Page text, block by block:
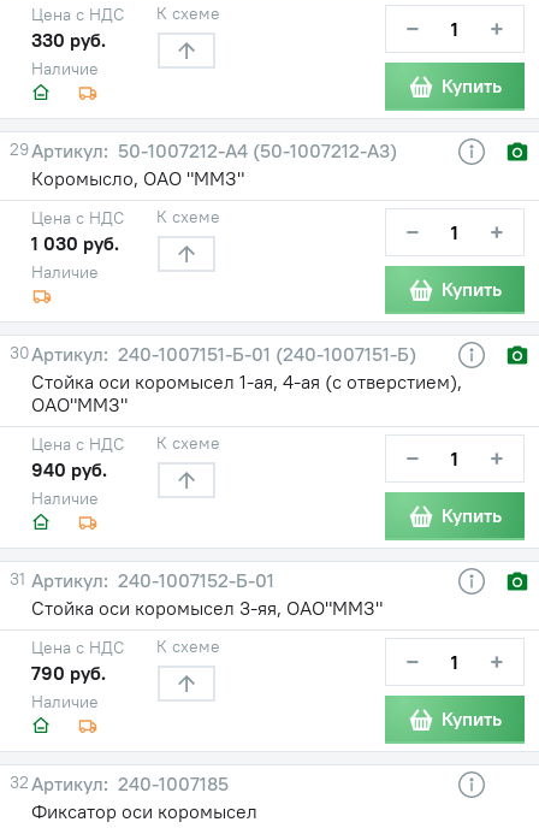
Наличие
Цена с НДС
330 руб.
К схеме − +
Купить
29
50-1007212-А4 (50-1007212-А3)
Коромысло, ОАО "ММЗ"
Наличие
Цена с НДС
1 030 руб.
К схеме − +
Купить
30
240-1007151-Б-01 (240-1007151-Б)
Стойка оси коромысел 1-ая, 4-ая (с отверстием),
ОАО"ММЗ"
Наличие
Цена с НДС
940 руб.
К схеме − +
Купить
31
240-1007152-Б-01
Стойка оси коромысел 3-яя, ОАО"ММЗ"
Наличие
Цена с НДС
790 руб.
К схеме − +
Купить
32
240-1007185
Фиксатор оси коромысел